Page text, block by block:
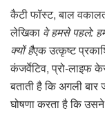
कैटी फॉस्ट, बाल
लेखिका वे हमसे पहले:
क्यों हैएक उत्कृष्ट
कंजर्वेटिव, प्रो-लाइफ
बताती है कि अगली
घोषणा करता है कि